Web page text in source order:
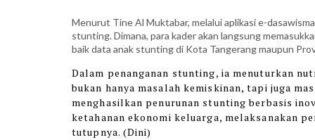
Menurut Tine Al Muktabar, melalui aplikasi e-
stunting. Dimana, para kader akan langsung
baik data anak stunting di Kota Tangerang maupun
Dalam penanganan stunting, ia menuturkan
bukan hanya masalah kemiskinan, tapi juga
menghasilkan penurunan stunting berbasis
ketahanan ekonomi keluarga, melaksanakan
tutupnya. (Dini)